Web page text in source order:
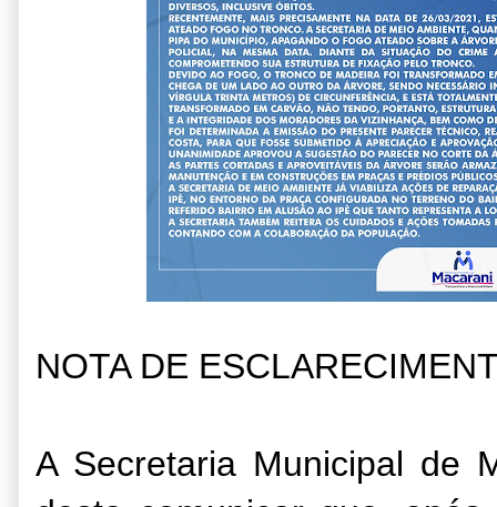
NOTA DE
A Secretaria Municipal de